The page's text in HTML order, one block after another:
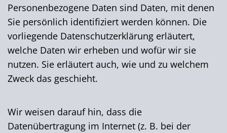
Personenbezogene Daten sind Daten, mit denen
Sie persönlich identifiziert werden können. Die
vorliegende Datenschutzerklärung erläutert,
welche Daten wir erheben und wofür wir sie
nutzen. Sie erläutert auch, wie und zu welchem
Zweck das geschieht.
Wir weisen darauf hin, dass die
Datenübertragung im Internet (z. B. bei der